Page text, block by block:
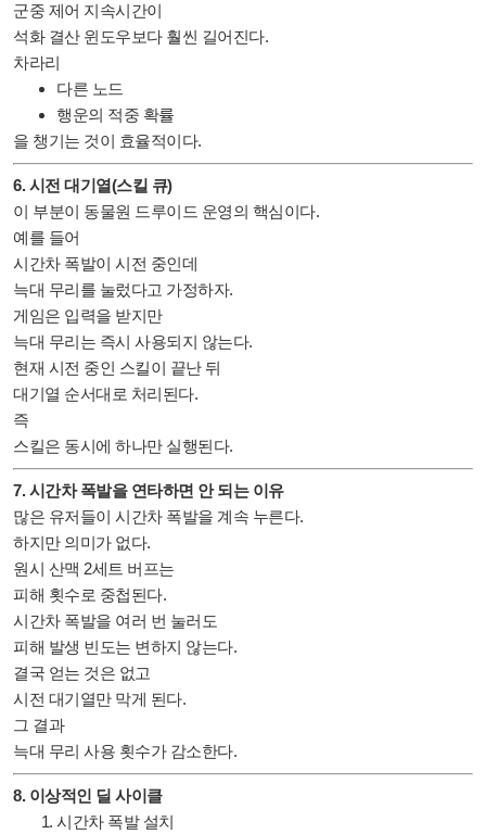
군중 제어 지속시간이
석화 결산 윈도우보다 훨씬 길어진다.
차라리
다른 노드
행운의 적중 확률
을 챙기는 것이 효율적이다.
6. 시전 대기열(스킬 큐)
이 부분이 동물원 드루이드 운영의 핵심이다.
예를 들어
시간차 폭발이 시전 중인데
늑대 무리를 눌렀다고 가정하자.
게임은 입력을 받지만
늑대 무리는 즉시 사용되지 않는다.
현재 시전 중인 스킬이 끝난 뒤
대기열 순서대로 처리된다.
즉
스킬은 동시에 하나만 실행된다.
7. 시간차 폭발을 연타하면 안 되는 이유
많은 유저들이 시간차 폭발을 계속 누른다.
하지만 의미가 없다.
원시 산맥 2세트 버프는
피해 횟수로 중첩된다.
시간차 폭발을 여러 번 눌러도
피해 발생 빈도는 변하지 않는다.
결국 얻는 것은 없고
시전 대기열만 막게 된다.
그 결과
늑대 무리 사용 횟수가 감소한다.
8. 이상적인 딜 사이클
시간차 폭발 설치